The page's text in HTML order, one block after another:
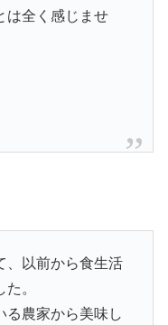
は全く感じませ
、以前から食生活
。
る農家から美味し